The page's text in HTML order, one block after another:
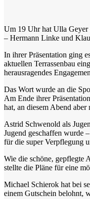
Um 19 Uhr hat Ulla Geyer
– Hermann Linke und
In ihrer Präsentation ging
aktuellen Terrassenbau
herausragendes
Das Wort wurde an die
Am Ende ihrer
hat, an diesem Abend
Astrid Schwenold als
Jugend geschaffen wurde
für die super Verpflegung
Wie die schöne, gepflegte
stellte die Pläne für eine
Michael Schierok hat bei
einem Gutschein belohnt,